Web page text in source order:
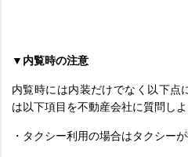
▼内覧時の注意
内覧時には内装だけでなく以下点
は以下項目を不動産会社に質問しよ
・タクシー利用の場合はタクシー